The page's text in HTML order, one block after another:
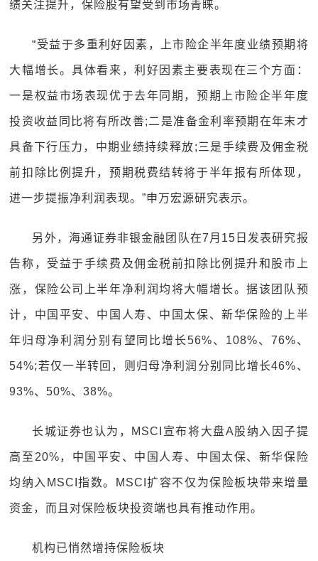
绩关注提升，保险股有望受到市场青睐。
“受益于多重利好因素，上市险企半年度业绩预期将
大幅增长。具体看来，利好因素主要表现在三个方面：
一是权益市场表现优于去年同期，预期上市险企半年度
投资收益同比将有所改善;二是准备金利率预期在年末才
具备下行压力，中期业绩持续释放;三是手续费及佣金税
前扣除比例提升，预期税费结转将于半年报有所体现，
进一步提振净利润表现。”申万宏源研究表示。
另外，海通证券非银金融团队在7月15日发表研究报
告称，受益于手续费及佣金税前扣除比例提升和股市上
涨，保险公司上半年净利润均将大幅增长。据该团队预
计，中国平安、中国人寿、中国太保、新华保险的上半
年归母净利润分别有望同比增长56%、108%、76%、
54%;若仅一半转回，则归母净利润分别同比增长46%、
93%、50%、38%。
长城证券也认为，MSCI宣布将大盘A股纳入因子提
高至20%，中国平安、中国人寿、中国太保、新华保险
均纳入MSCI指数。MSCI扩容不仅为保险板块带来增量
资金，而且对保险板块投资端也具有推动作用。
机构已悄然增持保险板块